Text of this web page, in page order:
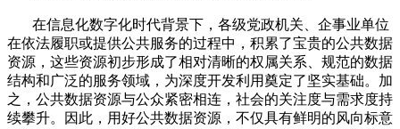
在信息化数字化时代背景下，各级党政机关、企事业单位
在依法履职或提供公共服务的过程中，积累了宝贵的公共数据
资源，这些资源初步形成了相对清晰的权属关系、规范的数据
结构和广泛的服务领域，为深度开发利用奠定了坚实基础。加
之，公共数据资源与公众紧密相连，社会的关注度与需求度持
续攀升。因此，用好公共数据资源，不仅具有鲜明的风向标意